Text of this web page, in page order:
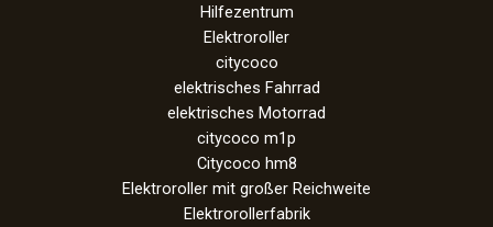
Hilfezentrum
Elektroroller
citycoco
elektrisches Fahrrad
elektrisches Motorrad
citycoco m1p
Citycoco hm8
Elektroroller mit großer Reichweite
Elektrorollerfabrik